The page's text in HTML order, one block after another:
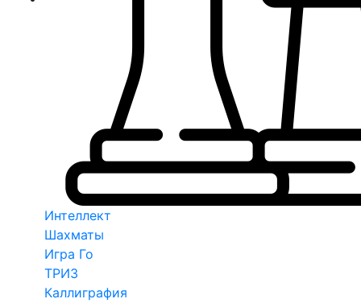
Интеллект
Шахматы
Игра Го
ТРИЗ
Каллиграфия